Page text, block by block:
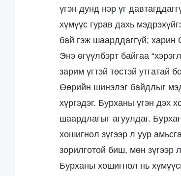
үгэн дунд нэр үг
хүмүүс гурав дахь
бай гэж шаарддаггүй; харин
Энэ өгүүлбэрт байгаа
зарим үгтэй төстэй утгатай
Өөрийн шинэлэг байдлыг
хүргэдэг. Бурханы үгэн дэх
шаардлагыг агуулдаг.
хошигнол зүгээр л уур
зорилготой биш, мөн зүгээр
Бурханы хошигнол нь